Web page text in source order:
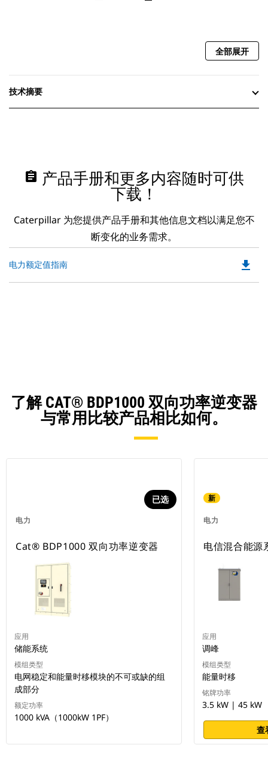
全部展开
技术摘要
assignment 产品手册和更多内容随时可供
下载！
Caterpillar 为您提供产品手册和其他信息文档以满足您不
断变化的业务需求。
电力额定值指南 file_download
了解 CAT® BDP1000 双向功率逆变器
与常用比较产品相比如何。
电力
已选
Cat® BDP1000 双向功率逆变器
应用
储能系统
模组类型
电网稳定和能量时移模块的不可或缺的组
成部分
额定功率
1000 kVA（1000kW 1PF）
新
电力
电信混合能源
应用
调峰
模组类型
能量时移
铭牌功率
3.5 kW | 45 kW
查